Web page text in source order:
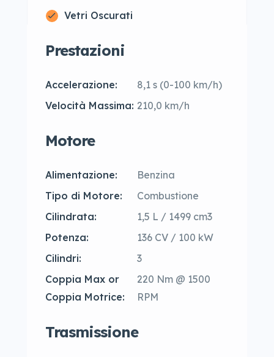
Vetri Oscurati
Prestazioni
Accelerazione:
8,1 s (0-100 km/h)
Velocità Massima: 210,0 km/h
Motore
Alimentazione:
Benzina
Tipo di Motore:
Combustione
Cilindrata:
1,5 L / 1499 cm3
Potenza:
136 CV / 100 kW
Cilindri:
3
Coppia Max or
Coppia Motrice:
220 Nm @ 1500
RPM
Trasmissione